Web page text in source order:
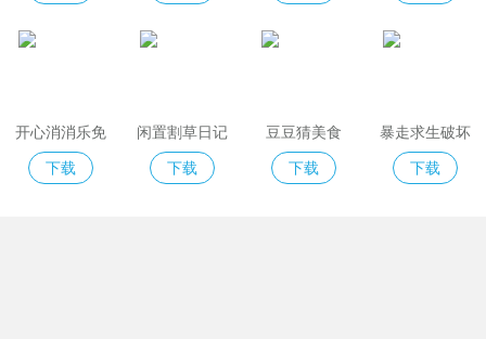
开心消消乐免
费版
下载
闲置割草日记
下载
豆豆猜美食
下载
暴走求生破坏
模拟器
下载